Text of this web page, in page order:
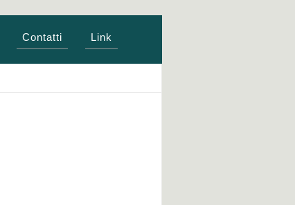
Contatti Link